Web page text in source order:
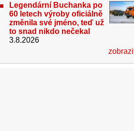
Legendární Buchanka po
60 letech výroby oficiálně
změnila své jméno, teď už
to snad nikdo nečekal
3.8.2026